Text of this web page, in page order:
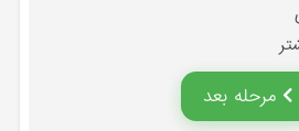
مرحله بعد